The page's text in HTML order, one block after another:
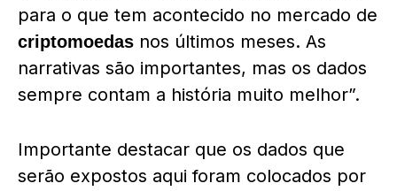
para o que tem acontecido no mercado de
criptomoedas nos últimos meses. As
narrativas são importantes, mas os dados
sempre contam a história muito melhor”.
Importante destacar que os dados que
serão expostos aqui foram colocados por